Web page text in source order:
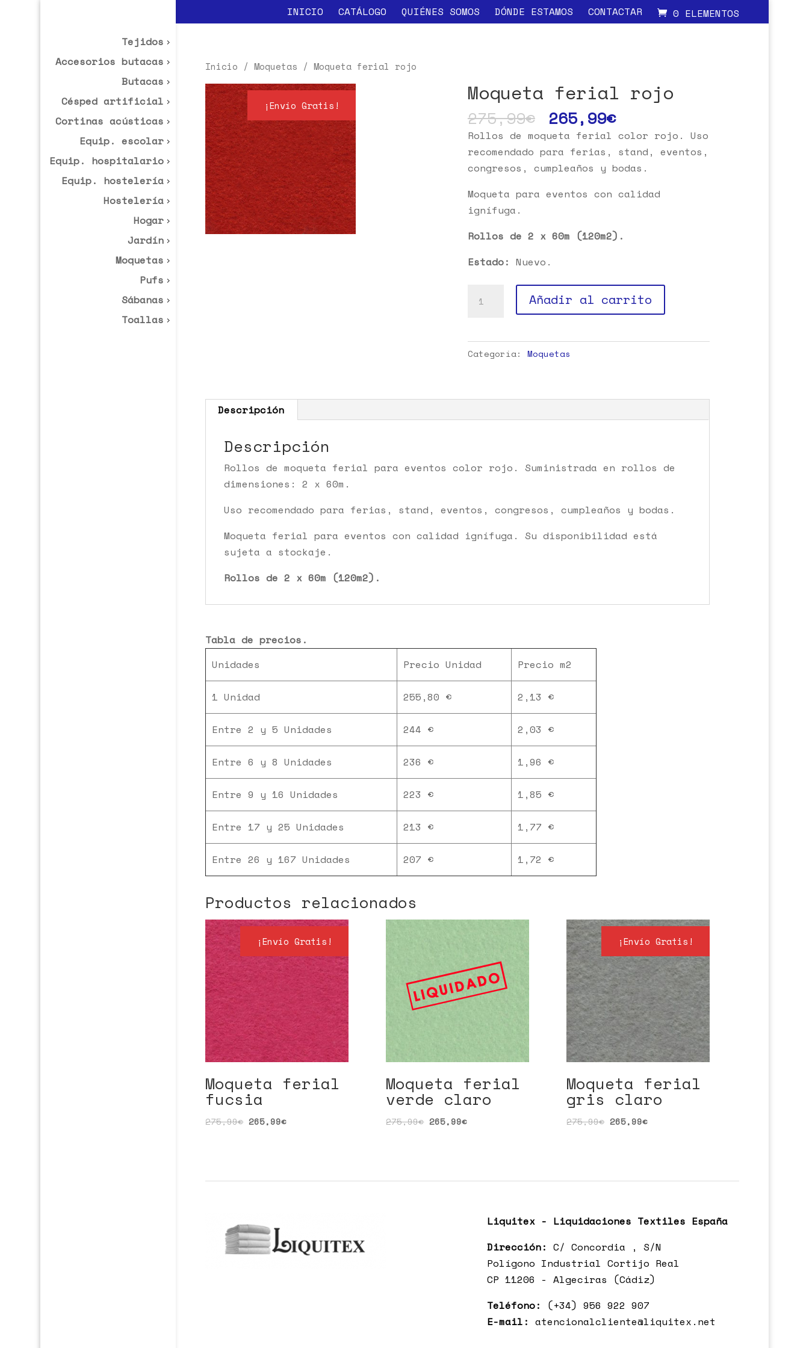
INICIO CATÁLOGO QUIÉNES SOMOS DÓNDE ESTAMOS CONTACTAR
0 ELEMENTOS
Tejidos
Accesorios butacas
Butacas
Césped artificial
Cortinas acústicas
Equip. escolar
Equip. hospitalario
Equip. hostelería
Hostelería
Hogar
Jardín
Moquetas
Pufs
Sábanas
Toallas
Inicio /Moquetas / Moqueta ferial rojo
¡Envío Gratis! Moqueta ferial rojo
275,99€ 265,99€
Rollos de moqueta ferial color rojo. Uso
recomendado para ferias, stand, eventos,
congresos, cumpleaños y bodas.
Moqueta para eventos con calidad
ignífuga.
Rollos de 2 x 60m (120m2).
Estado: Nuevo.
ferial
cantidad
Añadir al carrito
Categoría: Moquetas
Descripción
Descripción
Rollos de moqueta ferial para eventos color rojo. Suministrada en rollos de
dimensiones: 2 x 60m.
Uso recomendado para ferias, stand, eventos, congresos, cumpleaños y bodas.
Moqueta ferial para eventos con calidad ignífuga. Su disponibilidad está
sujeta a stockaje.
Rollos de 2 x 60m (120m2).
Tabla de precios.
Unidades
Precio Unidad Precio m2
1 Unidad 255,80 € 2,13 €
Entre 2 y 5 Unidades 244 € 2,03 €
Entre 6 y 8 Unidades 236 € 1,96 €
Entre 9 y 16 Unidades 223 € 1,85 €
Entre 17 y 25 Unidades 213 € 1,77 €
Entre 26 y 167 Unidades 207 € 1,72 €
Productos relacionados
¡Envío Gratis!
Moqueta ferial
fucsia
275,99€ 265,99€
Moqueta ferial
verde claro
275,99€ 265,99€
¡Envío Gratis!
Moqueta ferial
gris claro
275,99€ 265,99€
Liquitex - Liquidaciones Textiles España
Dirección: C/ Concordia , S/N
Polígono Industrial Cortijo Real
CP 11206 - Algeciras (Cádiz)
Teléfono:
(+34) 956 922 907
E-mail: atencionalcliente@liquitex.net